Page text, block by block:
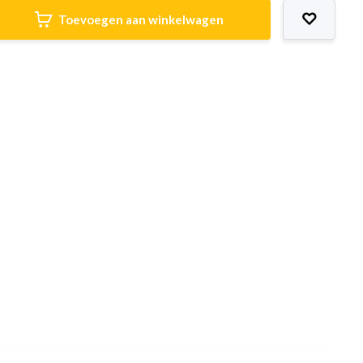
Toevoegen aan winkelwagen